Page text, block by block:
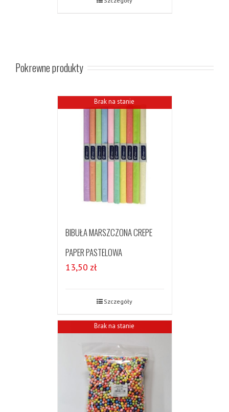
Pokrewne produkty
Brak na stanie
BIBUŁA MARSZCZONA CREPE
PAPER PASTELOWA
13,50 zł
Szczegóły
Brak na stanie